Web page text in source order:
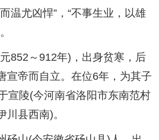
温尤凶悍”，“不事生业，以雄
～912年)，出身贫寒，后
宣帝而自立。在位6年，为其子
宣陵(今河南省洛阳市东南范村
川县西南)。